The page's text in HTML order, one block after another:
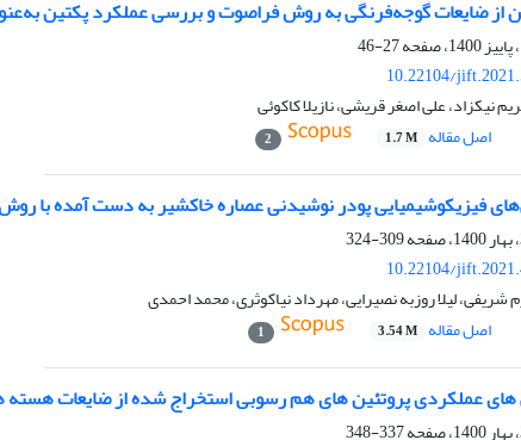
از ضایعات گوجه‌فرنگی به روش فراصوت و بررسی عملکرد پکتین
27-46
10.22104/
نیکزاد، علی اصغر قریشی، نازیلا کاکوئی
اصل مقاله 1.7 M
2
فیزیکوشیمیایی پودر نوشیدنی عصاره خاکشیر به دست آمده با
309-324
10.22104/
شریفی، لیلا روزبه نصیرایی، مهرداد نیاکوثری، محمد احمدی
اصل مقاله 3.54 M
1
عملکردی پروتئین های هم رسوبی استخراج شده از ضایعات هسته
337-348